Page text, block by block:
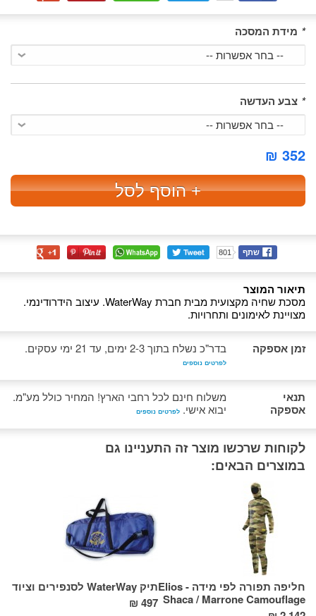
* מידת המסכה
* צבע העדשה
352 ₪
+ הוסף לסל
שתף 801
תיאור המוצר
מסכת שחיה מקצועית מבית חברת WaterWay. עיצוב הידרודינמי.
מצויינת לאימונים ותחרויות.
זמן אספקה בדר"כ נשלח בתוך 2-3 ימים, עד 21 ימי עסקים.
לפרטים נוספים
תנאי
אספקה
משלוח חינם לכל רחבי הארץ! המחיר כולל מע"מ.
יבוא אישי. לפרטים נוספים
לקוחות שרכשו מוצר זה התעניינו גם
במוצרים הבאים:
חליפה תפורה לפי מידה - Elios
Shaca / Marrone Camouflage
תיק WaterWay לסנפירים וציוד
497 ₪